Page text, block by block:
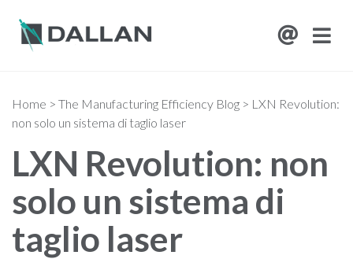
Home > The Manufacturing Efficiency Blog > LXN Revolution:
non solo un sistema di taglio laser
LXN Revolution: non
solo un sistema di
taglio laser